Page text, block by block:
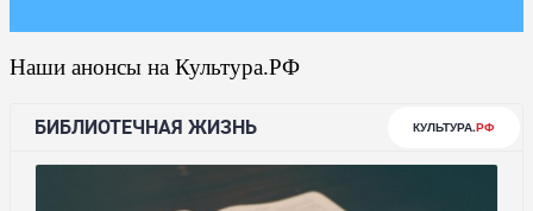
Наши анонсы на Культура.РФ